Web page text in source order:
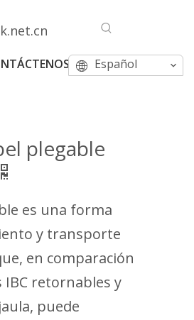
Español
plegable
es una forma
y transporte
en comparación
retornables y
puede